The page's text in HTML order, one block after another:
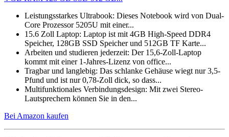
Leistungsstarkes Ultrabook: Dieses Notebook wird von Dual-
Core Prozessor 5205U mit einer...
15.6 Zoll Laptop: Laptop ist mit 4GB High-Speed DDR4
Speicher, 128GB SSD Speicher und 512GB TF Karte...
Arbeiten und studieren jederzeit: Der 15,6-Zoll-Laptop
kommt mit einer 1-Jahres-Lizenz von office...
Tragbar und langlebig: Das schlanke Gehäuse wiegt nur 3,5-
Pfund und ist nur 0,78-Zoll dick, so dass...
Multifunktionales Verbindungsdesign: Mit zwei Stereo-
Lautsprechern können Sie in den...
Bei Amazon kaufen